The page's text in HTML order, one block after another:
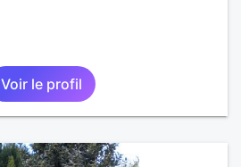
Voir le profil